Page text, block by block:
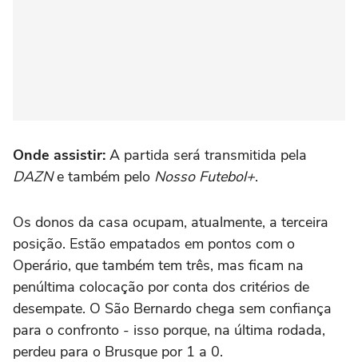
Onde assistir: A partida será transmitida pela
DAZNe também pelo Nosso Futebol+.
Os donos da casa ocupam, atualmente, a terceira
posição. Estão empatados em pontos com o
Operário, que também tem três, mas ficam na
penúltima colocação por conta dos critérios de
desempate. O São Bernardo chega sem confiança
para o confronto - isso porque, na última rodada,
perdeu para o Brusque por 1 a 0.